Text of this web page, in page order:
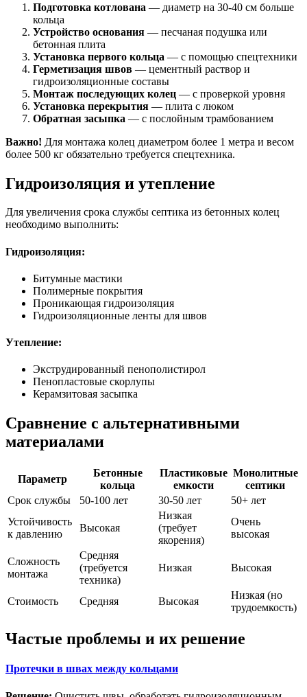
Подготовка котлована — диаметр на 30-40 см больше
кольца
Устройство основания — песчаная подушка или
бетонная плита
Установка первого кольца — с помощью спецтехники
Герметизация швов — цементный раствор и
гидроизоляционные составы
Монтаж последующих колец — с проверкой уровня
Установка перекрытия — плита с люком
Обратная засыпка — с послойным трамбованием
Важно! Для монтажа колец диаметром более 1 метра и весом
более 500 кг обязательно требуется спецтехника.
Гидроизоляция и утепление
Для увеличения срока службы септика из бетонных колец
необходимо выполнить:
Гидроизоляция:
Битумные мастики
Полимерные покрытия
Проникающая гидроизоляция
Гидроизоляционные ленты для швов
Утепление:
Экструдированный пенополистирол
Пенопластовые скорлупы
Керамзитовая засыпка
Сравнение с альтернативными
материалами
Параметр
Бетонные
кольца
Пластиковые
емкости
Монолитные
септики
Срок службы
50-100 лет 30-50 лет
50+ лет
Устойчивость
к давлению
Высокая
Низкая
(требует
якорения)
Очень
высокая
Сложность
монтажа
Средняя
(требуется
техника)
Низкая Высокая
Стоимость Средняя Высокая
Низкая (но
трудоемкость)
Частые проблемы и их решение
Протечки в швах между кольцами